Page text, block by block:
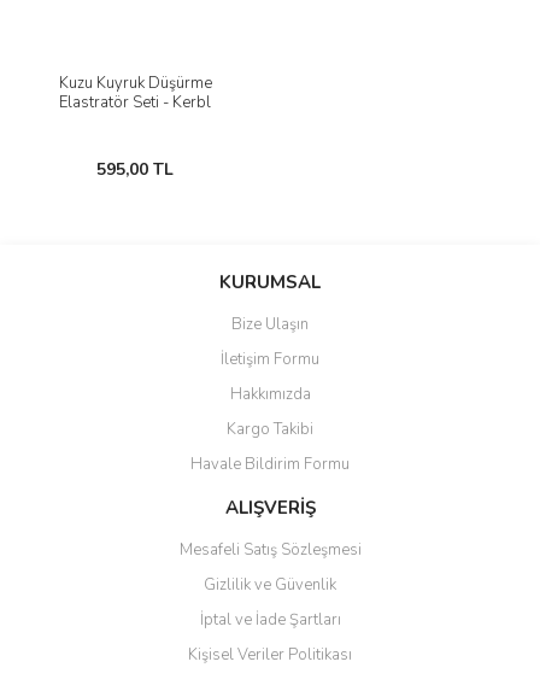
Kuzu Kuyruk Düşürme
Elastratör Seti - Kerbl
595,00 TL
Doğum / Tohumlama Eldiveni
Rovita Orasel ADE 100 ml
KURUMSAL
Bize Ulaşın
İletişim Formu
Hakkımızda
Kargo Takibi
Havale Bildirim Formu
ALIŞVERİŞ
Mesafeli Satış Sözleşmesi
Gizlilik ve Güvenlik
İptal ve İade Şartları
Kişisel Veriler Politikası